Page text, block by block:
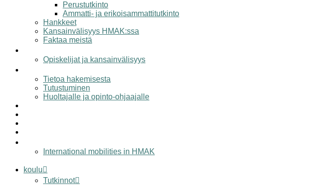
Perustutkinto
Ammatti- ja erikoisammattitutkinto
Hankkeet
Kansainvälisyys HMAK:ssa
Faktaa meistä
Opiskelijat ja kansainvälisyys
Tietoa hakemisesta
Tutustuminen
Huoltajalle ja opinto-ohjaajalle
International mobilities in HMAK
koulu
Tutkinnot